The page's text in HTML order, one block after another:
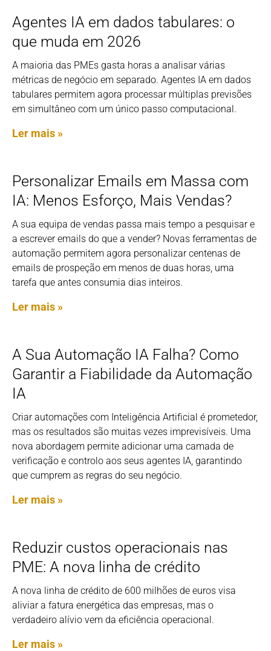
Agentes IA em dados tabulares: o
que muda em 2026
A maioria das PMEs gasta horas a analisar várias
métricas de negócio em separado. Agentes IA em dados
tabulares permitem agora processar múltiplas previsões
em simultâneo com um único passo computacional.
Ler mais »
Personalizar Emails em Massa com
IA: Menos Esforço, Mais Vendas?
A sua equipa de vendas passa mais tempo a pesquisar e
a escrever emails do que a vender? Novas ferramentas de
automação permitem agora personalizar centenas de
emails de prospeção em menos de duas horas, uma
tarefa que antes consumia dias inteiros.
Ler mais »
A Sua Automação IA Falha? Como
Garantir a Fiabilidade da Automação
IA
Criar automações com Inteligência Artificial é prometedor,
mas os resultados são muitas vezes imprevisíveis. Uma
nova abordagem permite adicionar uma camada de
verificação e controlo aos seus agentes IA, garantindo
que cumprem as regras do seu negócio.
Ler mais »
Reduzir custos operacionais nas
PME: A nova linha de crédito
A nova linha de crédito de 600 milhões de euros visa
aliviar a fatura energética das empresas, mas o
verdadeiro alívio vem da eficiência operacional.
Ler mais »